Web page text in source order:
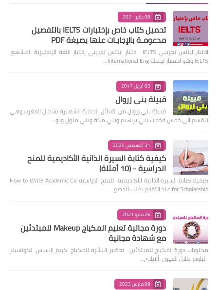
08 يناير 2021
تحميل كتاب خاص بإختبارات IELTS بالتفصيل
مدعومـة بالإجابـات عنها بصيغة PDF
اختبار ايلتس تجريبي IELTS اختبار ايلتس تجريبي إختبار اللغة الإنجليزية المشهور
IELTS وهو اختصار لجملة International Eng…
03 أبريل 2017
قبيلة بني زروال
قبيلة بني زروال من القبائل الجبلية الشهيرة بشمال المغرب وهي
تنقسم الى خمس فخدات بني براهيم وبني مكة وبني ملول وبو…
31 أغسطس 2020
كيفية كتابة السيرة الذاتية الأكاديمية للمنح
الدراسية - (10 أمثلة)
كيفية كتابة السيرة الذاتية الأكاديمية للمنح الدراسية How to Write Academic CV
for Scholarship عند التقدم بطلب للحصو…
26 مايو 2021
دورة مجانية تعليم المكياج Makeup للمبتدئين
مع شهادة مجانية
محتويات دورة المكياج للمبتدئين تحضير البشره للمكياج كريم الاساس لكونسيلر
الباودر ظلال العيون ألايلاي…
09 مارس 2023